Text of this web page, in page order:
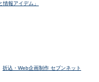
報アイデム」
折込・Web企画制作 セブンネット